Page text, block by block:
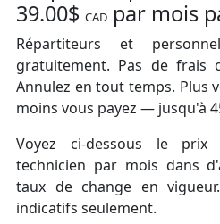
39.00$ CAD par mois
Répartiteurs et
gratuitement. Pas de frais
Annulez en tout temps. Plus
moins vous payez — jusqu'à
Voyez ci-dessous le
technicien par mois dans
taux de change en
indicatifs seulement.